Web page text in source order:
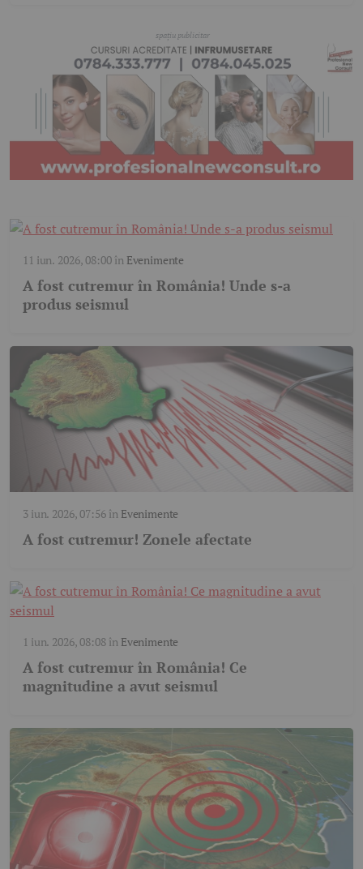
11 iun. 2026, 08:00în Evenimente
A fost cutremur în România! Unde s-a
produs seismul
3 iun. 2026, 07:56în Evenimente
A fost cutremur! Zonele afectate
1 iun. 2026, 08:08în Evenimente
A fost cutremur în România! Ce
magnitudine a avut seismul